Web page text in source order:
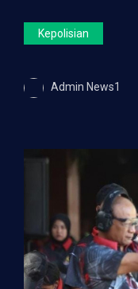
Kepolisian
Admin News1